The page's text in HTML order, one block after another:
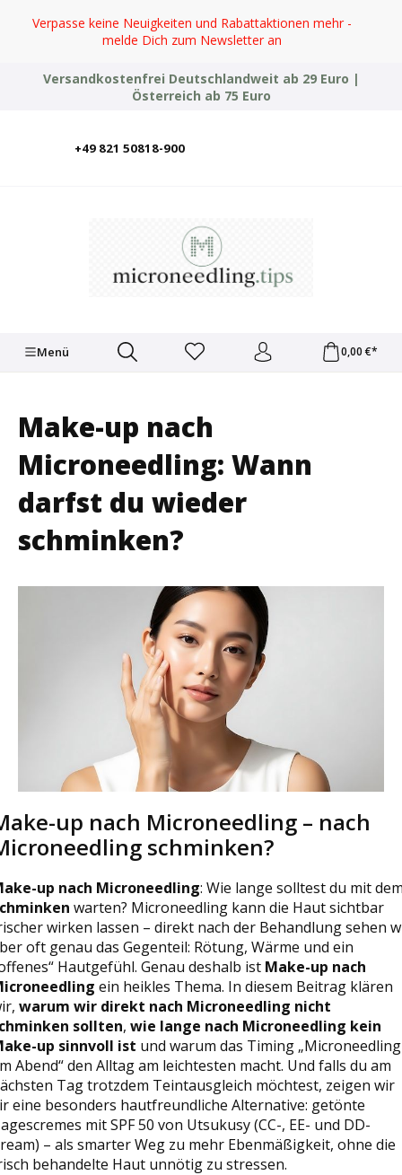
Zum Hauptinhalt springen
Verpasse keine Neuigkeiten und Rabattaktionen mehr -
melde Dich zum Newsletter an
Versandkostenfrei Deutschlandweit ab 29 Euro |
Österreich ab 75 Euro
+49 821 50818-900
Menü 0,00 €*
Make-up nach
Microneedling: Wann
darfst du wieder
schminken?
up nach Microneedling – nach
schminken?
up nach Microneedling: Wie lange solltest du mit
warten? Microneedling kann die Haut sichtbar
wirken lassen – direkt nach der Behandlung sehen
oft genau das Gegenteil: Rötung, Wärme und ein
Hautgefühl. Genau deshalb ist Make-up nach
ein heikles Thema. In diesem Beitrag klären
warum wir direkt nach Microneedling nicht
sollten, wie lange nach Microneedling kein
up sinnvoll ist und warum das Timing „Microneedling
Abend“ den Alltag am leichtesten macht. Und falls du am
Tag trotzdem Teintausgleich möchtest, zeigen wir
eine besonders hautfreundliche Alternative: getönte
mit SPF 50 von Utsukusy (CC-, EE- und DD-
– als smarter Weg zu mehr Ebenmäßigkeit, ohne die
behandelte Haut unnötig zu stressen.